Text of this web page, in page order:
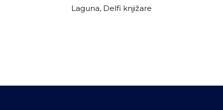
Laguna, Delfi knjižare